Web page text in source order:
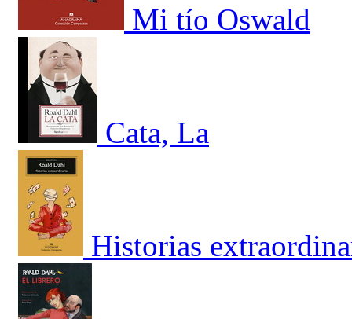
Mi tío Oswald
Cata, La
Historias